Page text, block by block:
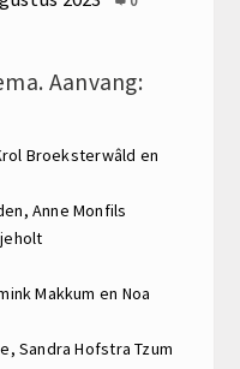
Aanvang:
Broeksterwâld en
Anne Monfils
Makkum en Noa
Sandra HofstraTzum